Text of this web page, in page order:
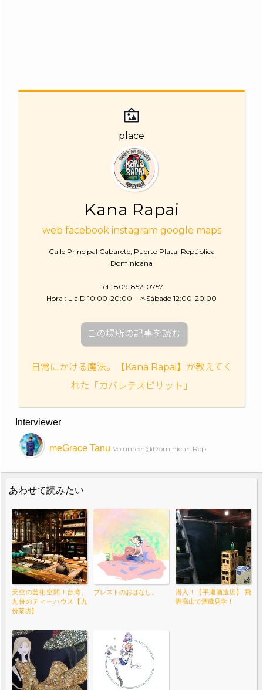
place
Kana Rapai
web facebook instagram google maps
Calle Principal Cabarete, Puerto Plata, República
Dominicana
Tel : 809-852-0757
Hora : L a D 10:00-20:00 ＊Sábado 12:00-20:00
この場所の記事を読む
日常にかける魔法。【Kana Rapai】が教えてく
れた「カバレテスピリット」
Interviewer
meGrace Tanu Volunteer@Dominican Rep.
あわせて読みたい
天空の芸術空間！台湾、
九份のティーハウス【九
份茶坊】
ブレストのおはなし。
潜入！【平瀬酒造店】 飛
騨高山で酒蔵見学！